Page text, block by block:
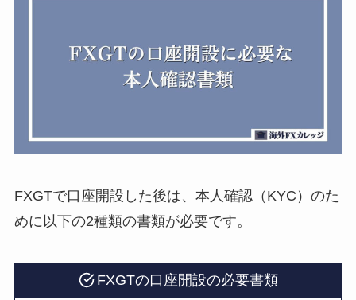
FXGTで口座開設した後は、本人確認（KYC）のた
めに以下の2種類の書類が必要です。
FXGTの口座開設の必要書類